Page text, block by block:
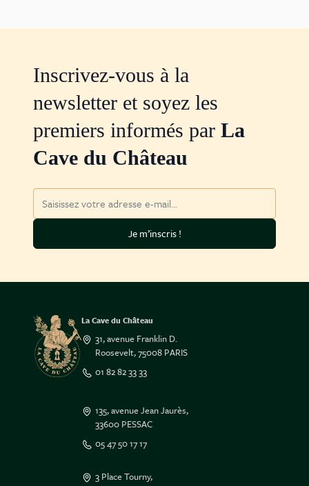
Inscrivez-vous à la
newsletter et soyez les
premiers informés par La
Cave du Château
Je m’inscris !
La Cave du Château
31, avenue Franklin D.
Roosevelt, 75008 PARIS
01 82 82 33 33
135, avenue Jean Jaurès,
33600 PESSAC
05 47 50 17 17
3 Place Tourny,